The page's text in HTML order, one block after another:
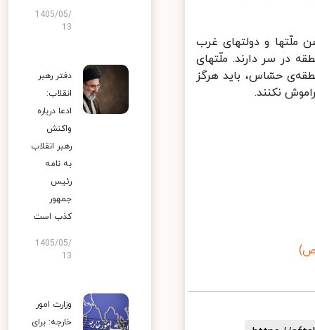
و دولتهای غرب
در سر دارند. ملّتهای
حسّاس، باید هرگز
نکنند.
1405/05/
13
دفتر رهبر
انقلاب:
ادعا درباره
واکنش
رهبر انقلاب
به نامه
رئیس
جمهور
کذب است
1405/05/
13
وزارت امور
خارجه: برای